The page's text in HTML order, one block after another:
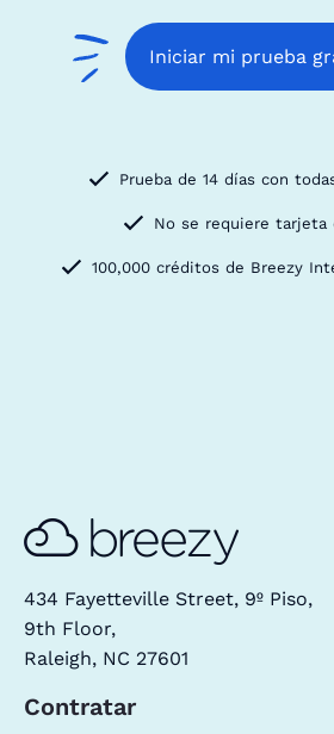
Iniciar mi prueba
Prueba de 14 días con
No se requiere tarjeta
100,000 créditos de Breezy
434 Fayetteville Street, 9º Piso,
9th Floor,
Raleigh, NC 27601
Contratar